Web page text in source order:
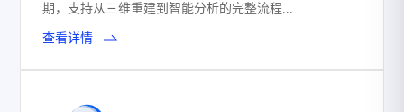
期，支持从三维重建到智能分析的完整流程...
查看详情